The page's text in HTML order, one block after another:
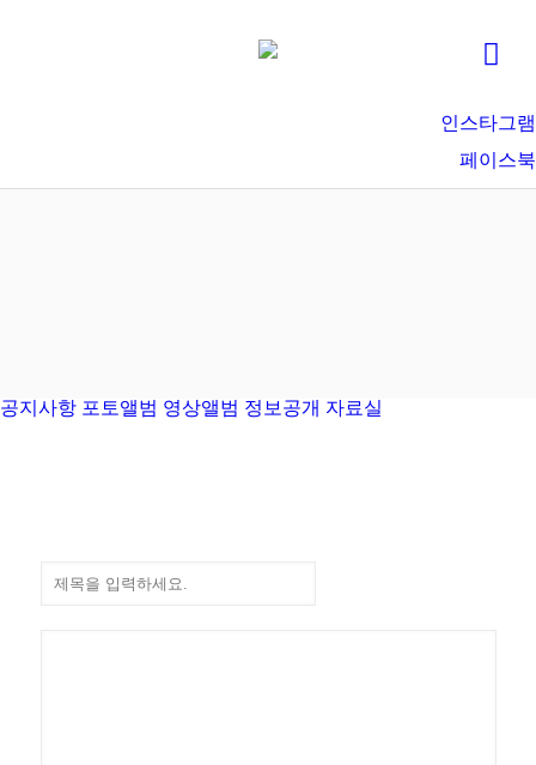
인스타그램
페이스북
공지사항 포토앨범 영상앨범 정보공개 자료실